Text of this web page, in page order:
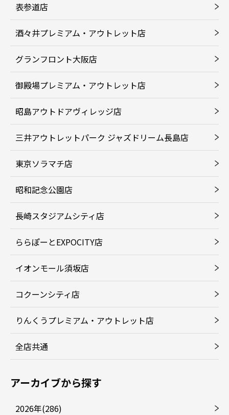
表参道店
酒々井プレミアム・アウトレット店
グランフロント大阪店
御殿場プレミアム・アウトレット店
昭島アウトドアヴィレッジ店
三井アウトレットパーク ジャズドリーム長島店
東京ソラマチ店
昭和記念公園店
長崎スタジアムシティ店
ららぽーとEXPOCITY店
イオンモール須坂店
コクーンシティ店
りんくうプレミアム・アウトレット店
全店共通
アーカイブから探す
2026年(286)